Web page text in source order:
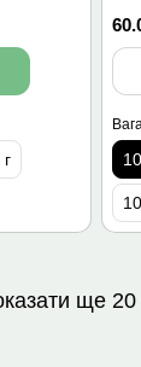
ще 20